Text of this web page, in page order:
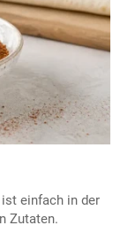
einfach in der
Zutaten.